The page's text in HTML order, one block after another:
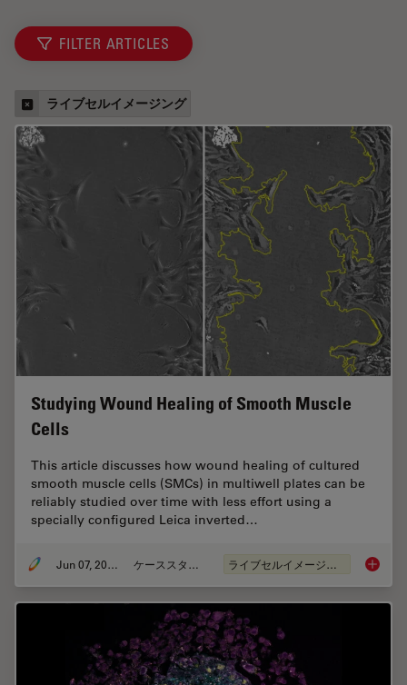
FILTER ARTICLES
ライブセルイメージング
Studying Wound Healing of Smooth Muscle
Cells
This article discusses how wound healing of cultured
smooth muscle cells (SMCs) in multiwell plates can be
reliably studied over time with less effort using a
specially configured Leica inverted…
Jun 07, 2022 ケーススタディ ライブセルイメージング